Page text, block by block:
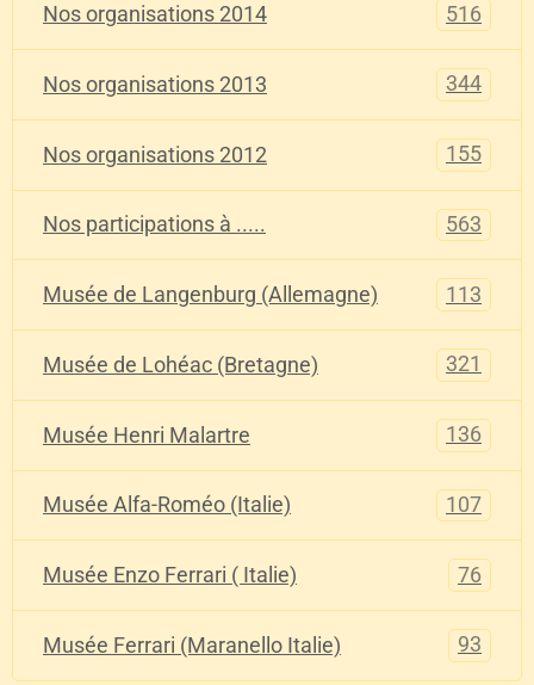
Nos organisations 2014 516
Nos organisations 2013 344
Nos organisations 2012 155
Nos participations à ..... 563
Musée de Langenburg (Allemagne) 113
Musée de Lohéac (Bretagne) 321
Musée Henri Malartre 136
Musée Alfa-Roméo (Italie) 107
Musée Enzo Ferrari ( Italie) 76
Musée Ferrari (Maranello Italie) 93